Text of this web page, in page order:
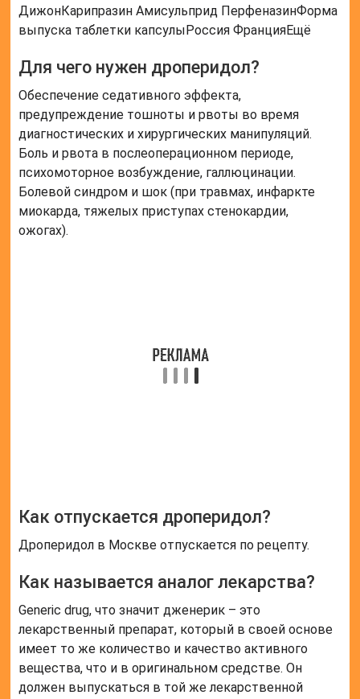
ДижонКарипразин Амисульприд ПерфеназинФорма
выпуска таблетки капсулыРоссия ФранцияЕщё
Для чего нужен дроперидол?
Обеспечение седативного эффекта,
предупреждение тошноты и рвоты во время
диагностических и хирургических манипуляций.
Боль и рвота в послеоперационном периоде,
психомоторное возбуждение, галлюцинации.
Болевой синдром и шок (при травмах, инфаркте
миокарда, тяжелых приступах стенокардии,
ожогах).
Как отпускается дроперидол?
Дроперидол в Москве отпускается по рецепту.
Как называется аналог лекарства?
Generic drug, что значит дженерик – это
лекарственный препарат, который в своей основе
имеет то же количество и качество активного
вещества, что и в оригинальном средстве. Он
должен выпускаться в той же лекарственной